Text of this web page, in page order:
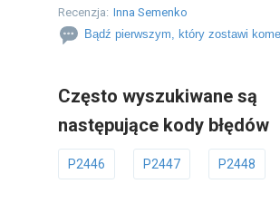
Recenzja: Inna Semenko
Bądź pierwszym, który zostawi
Często wyszukiwane są
następujące kody błędów
P2446 P2447 P2448